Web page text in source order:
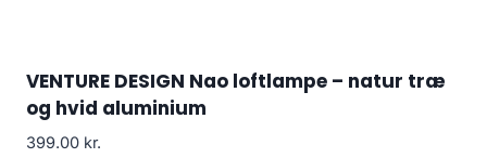
VENTURE DESIGN Nao loftlampe – natur træ
og hvid aluminium
399.00 kr.